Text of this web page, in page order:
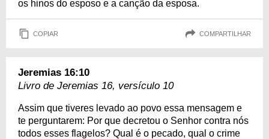
os hinos do esposo e a canção da esposa.
COPIAR COMPARTILHAR
Jeremias 16:10
Livro de Jeremias 16, versículo 10
Assim que tiveres levado ao povo essa mensagem e
te perguntarem: Por que decretou o Senhor contra nós
todos esses flagelos? Qual é o pecado, qual o crime